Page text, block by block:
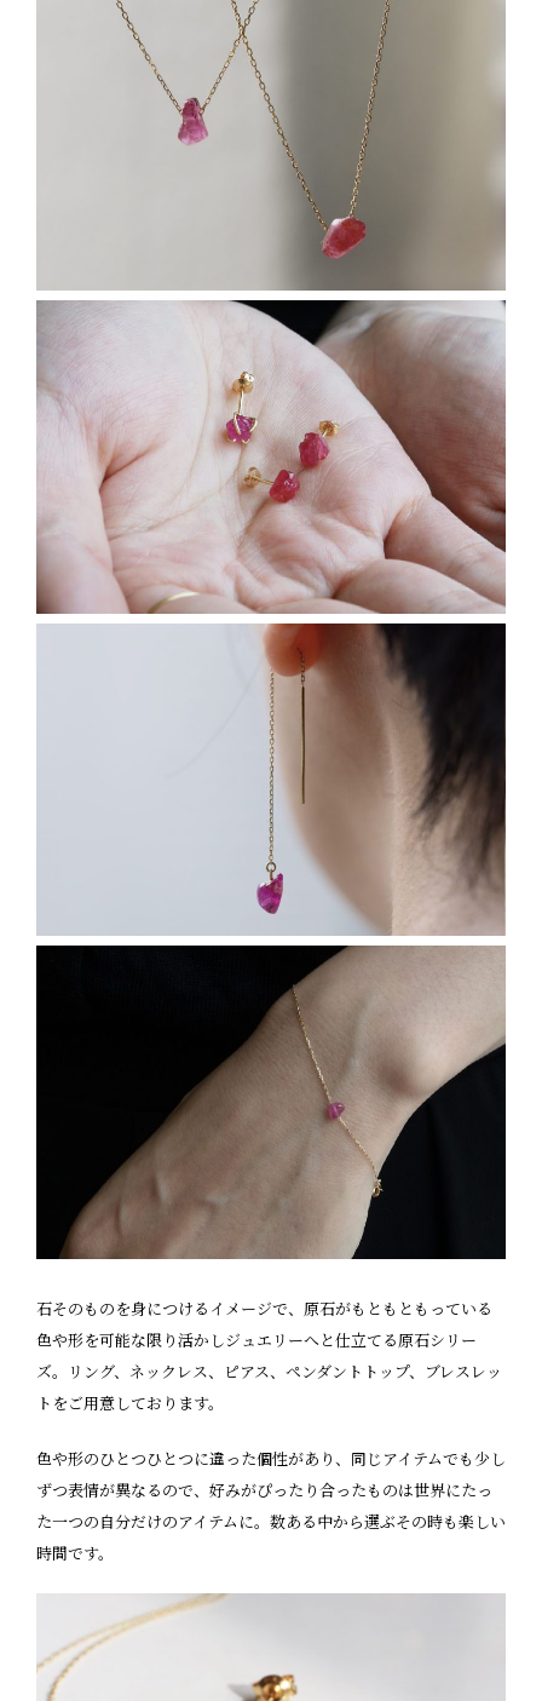
石そのものを身につけるイメージで、原石がもともともっている
色や形を可能な限り活かしジュエリーへと仕立てる原石シリー
ズ。リング、ネックレス、ピアス、ペンダントトップ、ブレスレッ
トをご用意しております。
色や形のひとつひとつに違った個性があり、同じアイテムでも少し
ずつ表情が異なるので、好みがぴったり合ったものは世界にたっ
た一つの自分だけのアイテムに。数ある中から選ぶその時も楽しい
時間です。